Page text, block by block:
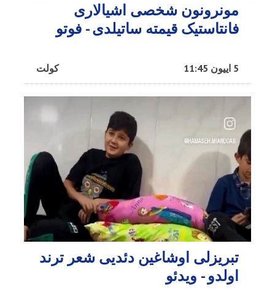
مونرونون شخصی اشیالاری
فانتاستیک قیمته ساتیلدی - فوتو
کولت 5 اییون 11:45
تبریزلی اوشاغین دئدیی شعر ترند
اولدو - ویدئو